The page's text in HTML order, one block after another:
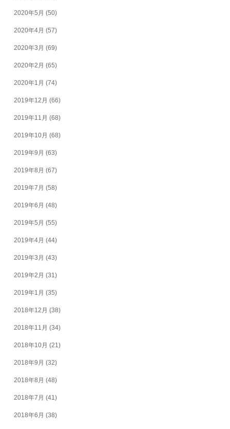
2020年5月 (50)
2020年4月 (57)
2020年3月 (69)
2020年2月 (65)
2020年1月 (74)
2019年12月 (66)
2019年11月 (68)
2019年10月 (68)
2019年9月 (63)
2019年8月 (67)
2019年7月 (58)
2019年6月 (48)
2019年5月 (55)
2019年4月 (44)
2019年3月 (43)
2019年2月 (31)
2019年1月 (35)
2018年12月 (38)
2018年11月 (34)
2018年10月 (21)
2018年9月 (32)
2018年8月 (48)
2018年7月 (41)
2018年6月 (38)